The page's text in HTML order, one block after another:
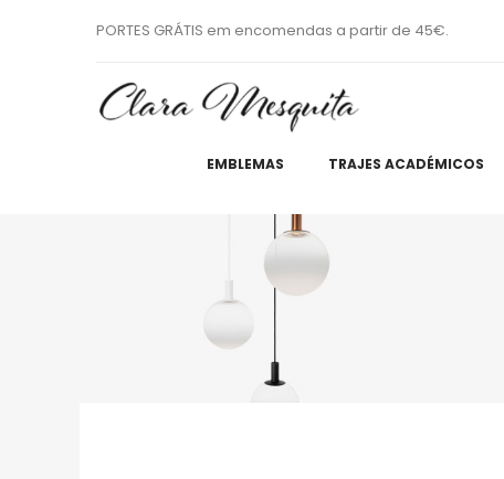
PORTES GRÁTIS em encomendas a partir de 45€.
EMBLEMAS TRAJES ACADÉMICOS